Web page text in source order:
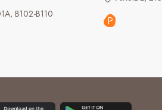
B102-B110